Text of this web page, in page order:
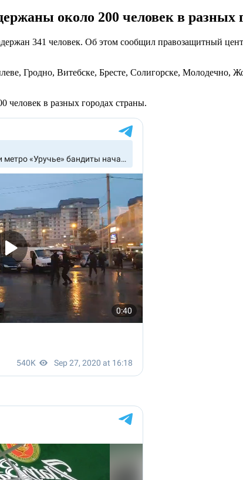
около 200 человек в разных
341 человек. Об этом сообщил правозащитный
Гродно, Витебске, Бресте, Солигорске, Молодечно,
человек в разных городах страны.